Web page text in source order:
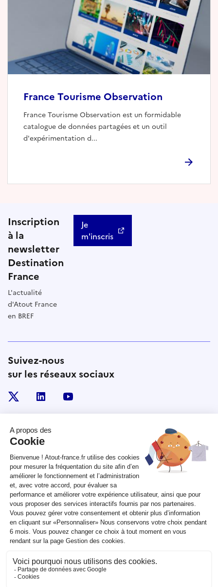
France Tourisme Observation
France Tourisme Observation est un formidable
catalogue de données partagées et un outil
d'expérimentation d...
Inscription
à la
newsletter
Destination
France
L'actualité
d'Atout France
en BREF
Je
m'inscris
Suivez-nous
sur les réseaux sociaux
linkedin
RÉPUBLIQUE
FRANÇAISE
legifrance.gouv.fr
gouvernement.fr
service-public.fr
data.gouv.fr
Plan du site Qui sommes-nous ? Marchés publics
partiellement conforme